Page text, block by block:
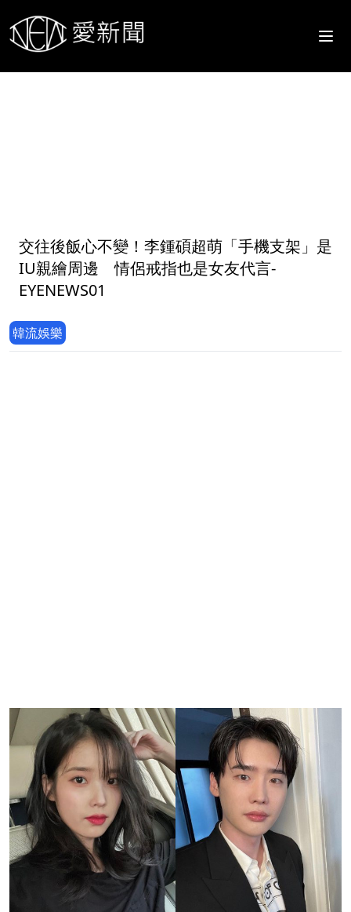
交往後飯心不變！李鍾碩超萌「手機支架」是
IU親繪周邊 情侶戒指也是女友代言-
EYENEWS01
韓流娛樂